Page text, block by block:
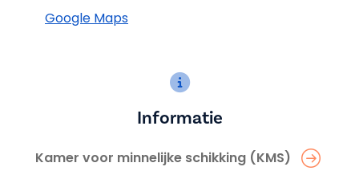
Google Maps
Informatie
Kamer voor minnelijke schikking (KMS)